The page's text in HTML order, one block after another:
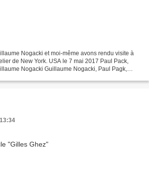
Nogacki et moi-même avons rendu visite à
de New York. USA le 7 mai 2017 Paul Pack,
Nogacki Guillaume Nogacki, Paul Pagk,